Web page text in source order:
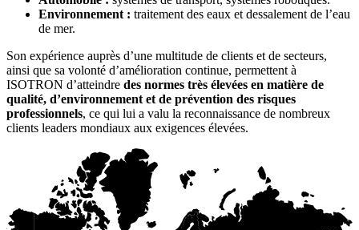
Environnement : traitement des eaux et dessalement de l’eau
de mer.
Son expérience auprès d’une multitude de clients et de secteurs,
ainsi que sa volonté d’amélioration continue, permettent à
ISOTRON d’atteindre des normes très élevées en matière de
qualité, d’environnement et de prévention des risques
professionnels, ce qui lui a valu la reconnaissance de nombreux
clients leaders mondiaux aux exigences élevées.